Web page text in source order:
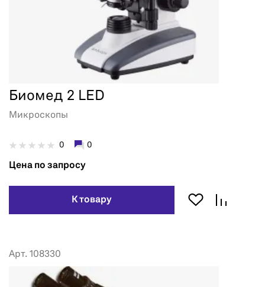
Биомед 2 LED
Микроскопы
0 0
Цена по запросу
К товару
Арт. 108330